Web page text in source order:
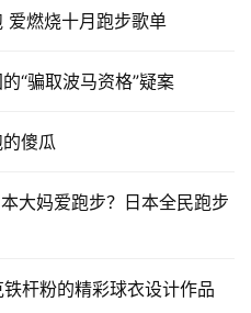
爱燃烧十月跑步歌单
“骗取波马资格”疑案
傻瓜
大妈爱跑步？日本全民跑步
杆粉的精彩球衣设计作品